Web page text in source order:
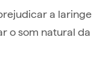
a laringe
o som natural da